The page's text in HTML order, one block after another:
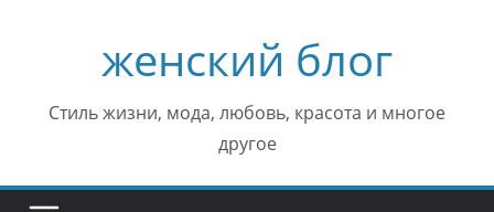
содержимомуженский блог
Стиль жизни, мода, любовь, красота и многое
другое